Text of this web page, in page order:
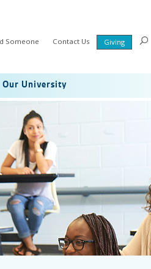
Someone Contact Us Giving
Our University